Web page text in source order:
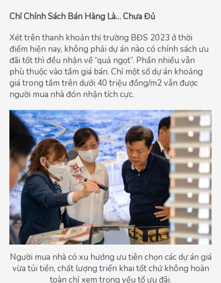
Chỉ Chính Sách Bán Hàng Là… Chưa Đủ
Xét trên thanh khoản thị trường BĐS 2023 ở thời
điểm hiện nay, không phải dự án nào có chính sách ưu
đãi tốt thì đều nhận về “quả ngọt”. Phần nhiều vẫn
phù thuộc vào tầm giá bán. Chỉ một số dự án khoảng
giá trong tầm trên dưới 40 triệu đồng/m2 vẫn được
người mua nhà đón nhận tích cực.
Người mua nhà có xu hướng ưu tiên chọn các dự án giá
vừa túi tiền, chất lượng triển khai tốt chứ không hoàn
toàn chỉ xem trọng yếu tố ưu đãi.